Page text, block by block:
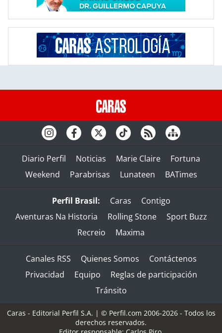
Diario Perfil Noticias Marie Claire
Fortuna
Weekend
Parabrisas Lunateen BATimes
Perfil Brasil: Caras
Contigo
Aventuras Na Historia
Rolling Stone
Sport Buzz
Recreio
Maxima
Canales RSS Quienes Somos
Contáctenos
Privacidad
Equipo
Reglas de participación
Tránsito
Caras - Editorial Perfil S.A. | © Perfil.com 2006-2026 - Todos los
derechos reservados.